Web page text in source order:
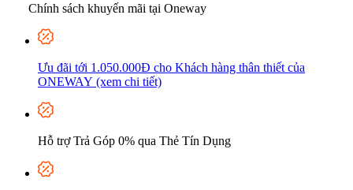
Chính sách khuyến mãi tại Oneway
Ưu đãi tới 1.050.000Đ cho Khách hàng thân thiết của
ONEWAY (xem chi tiết)
Hỗ trợ Trả Góp 0% qua Thẻ Tín Dụng